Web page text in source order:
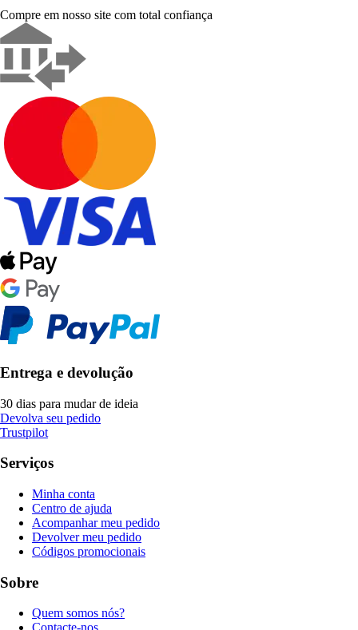
Compre em nosso site com total confiança
Entrega e devolução
30 dias para mudar de ideia
Devolva seu pedido
Trustpilot
Serviços
Minha conta
Centro de ajuda
Acompanhar meu pedido
Devolver meu pedido
Códigos promocionais
Sobre
Quem somos nós?